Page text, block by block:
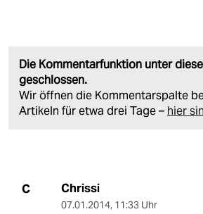
Die Kommentarfunktion unter
geschlossen.
Wir öffnen die Kommentarspalte
Artikeln für etwa drei Tage – hier
C Chrissi
07.01.2014, 11:33 Uhr